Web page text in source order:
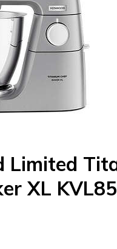
Limited
XL